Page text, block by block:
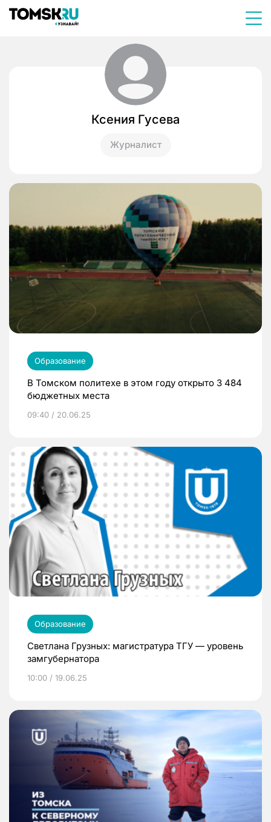
Ксения Гусева
Журналист
Образование
В Томском политехе в этом году открыто 3 484
бюджетных места
09:40 / 20.06.25
Образование
Светлана Грузных: магистратура ТГУ — уровень
замгубернатора
10:00 / 19.06.25